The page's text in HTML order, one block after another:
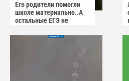
Его родители помогли
школе материально..А
остальные ЕГЭ не